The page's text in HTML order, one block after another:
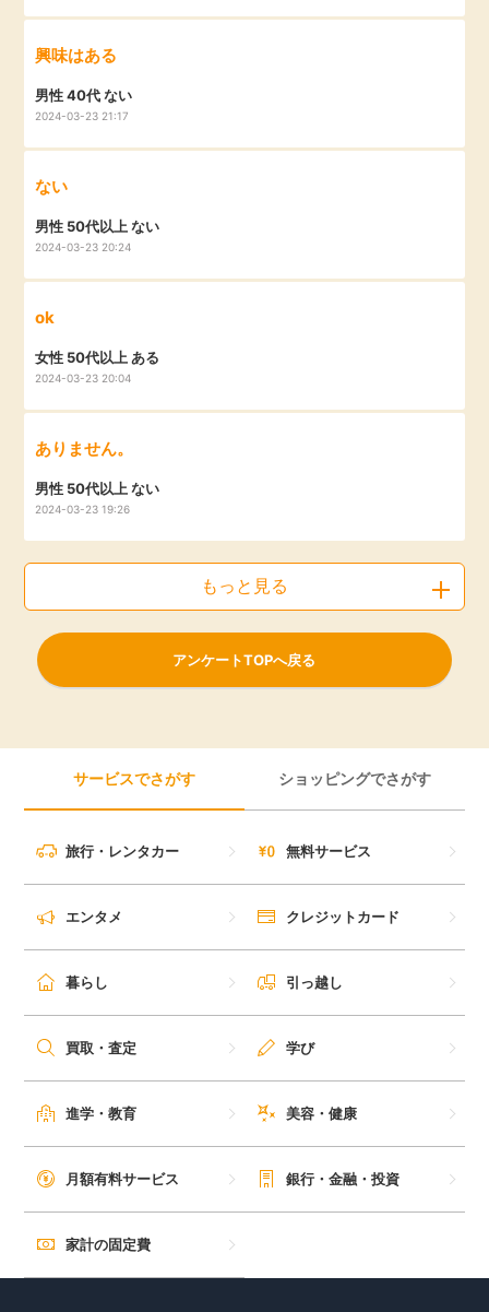
興味はある
男性 40代 ない
2024-03-23 21:17
ない
男性 50代以上 ない
2024-03-23 20:24
ok
女性 50代以上 ある
2024-03-23 20:04
ありません。
男性 50代以上 ない
2024-03-23 19:26
もっと見る
アンケートTOPへ戻る
サービスでさがす ショッピングでさがす
旅行・レンタカー 無料サービス
エンタメ クレジットカード
暮らし 引っ越し
買取・査定 学び
進学・教育 美容・健康
月額有料サービス 銀行・金融・投資
家計の固定費